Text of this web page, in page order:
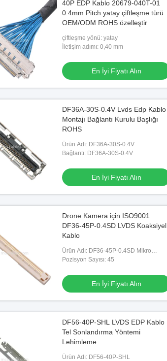
40P EDP Kablo 20679-040T-01
0.4mm Pitch yatay çiftleşme türü
OEM/ODM ROHS özelleştir
çiftleşme yönü: yatay
İletişim adımı: 0,40 mm
En İyi Fiyatı Alın
DF36A-30S-0.4V Lvds Edp Kablo
Montajı Bağlantı Kurulu Başlığı
ROHS
Ürün Adı: DF36A-30S-0.4V
Bağlantı: DF36A-30S-0.4V
En İyi Fiyatı Alın
Drone Kamera için ISO9001
DF36-45P-0.4SD LVDS Koaksiyel
Kablo
Ürün Adı: DF36-45P-0.4SD Mikro
Koaksiyel Konnektör Tertibatı
Pozisyon Sayısı: 45
En İyi Fiyatı Alın
DF56-40P-SHL LVDS EDP Kablo
Tel Sonlandırma Yöntemi
Lehimleme
Ürün Adı: DF56-40P-SHL